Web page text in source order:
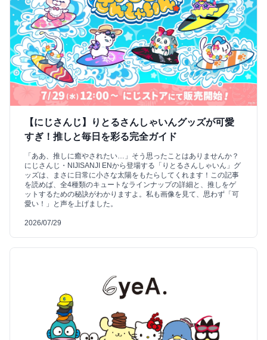
【にじさんじ】りとるさんしゃいんグッズが可愛
すぎ！推しと毎日を彩る完全ガイド
「ああ、推しに癒やされたい…」そう思ったことはありませんか？
にじさんじ・NIJISANJI ENから登場する「りとるさんしゃいん」グ
ッズは、まさに日常に小さな太陽をもたらしてくれます！この記事
を読めば、全4種類のキュートなラインナップの詳細と、推しをゲ
ットするための秘訣がわかりますよ。私も画像を見て、思わず「可
愛い！」と声を上げました。
2026/07/29